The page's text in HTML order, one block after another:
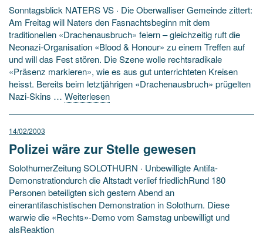
Sonntagsblick NATERS VS · Die Oberwalliser Gemeinde zittert:
Am Freitag will Naters den Fasnachtsbeginn mit dem
traditionellen «Drachenausbruch» feiern – gleichzeitig ruft die
Neonazi-Organisation «Blood & Honour» zu einem Treffen auf
und will das Fest stören. Die Szene wolle rechtsradikale
«Präsenz markieren», wie es aus gut unterrichteten Kreisen
heisst. Bereits beim letztjährigen «Drachenausbruch» prügelten
Nazi-Skins … Weiterlesen
14/02/2003
Polizei wäre zur Stelle gewesen
SolothurnerZeitung SOLOTHURN · Unbewilligte Antifa-
Demonstrationdurch die Altstadt verlief friedlichRund 180
Personen beteiligten sich gestern Abend an
einerantifaschistischen Demonstration in Solothurn. Diese
warwie die «Rechts»-Demo vom Samstag unbewilligt und
alsReaktion